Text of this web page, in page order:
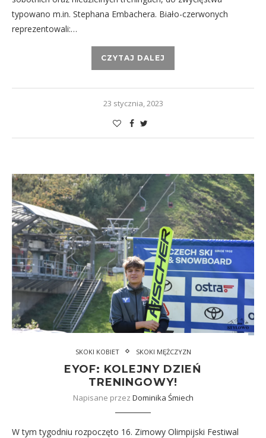
typowano m.in. Stephana Embachera. Biało-czerwonych
reprezentowali:…
CZYTAJ DALEJ
23 stycznia, 2023
SKOKI KOBIET SKOKI MĘŻCZYZN
EYOF: KOLEJNY DZIEŃ
TRENINGOWY!
Napisane przez Dominika Śmiech
W tym tygodniu rozpoczęto 16. Zimowy Olimpijski Festiwal